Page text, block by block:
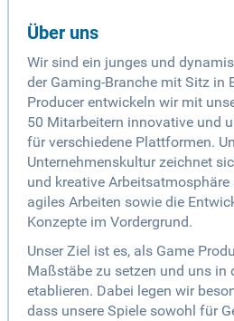
Über uns
Wir sind ein junges und
der Gaming-Branche mit Sitz in
Producer entwickeln wir mit
50 Mitarbeitern innovative und
für verschiedene Plattformen.
Unternehmenskultur zeichnet
und kreative Arbeitsatmosphäre
agiles Arbeiten sowie die
Konzepte im Vordergrund.
Unser Ziel ist es, als Game
Maßstäbe zu setzen und uns in
etablieren. Dabei legen wir
dass unsere Spiele sowohl für